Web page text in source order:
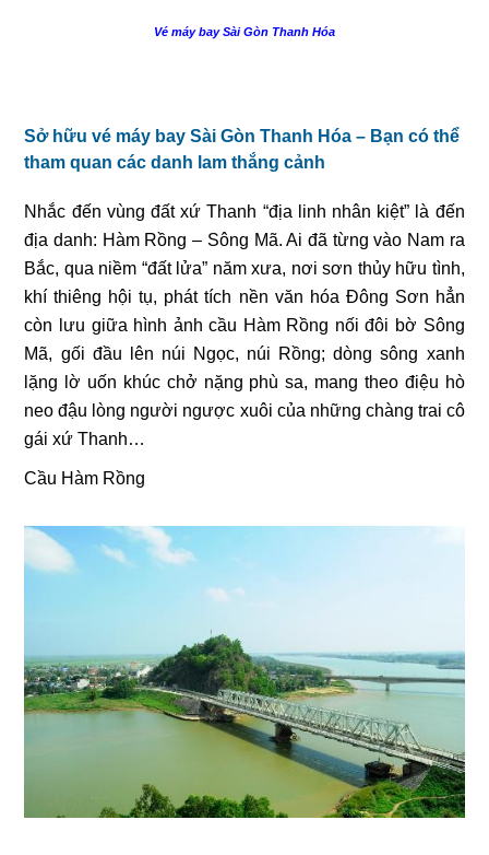
Vé máy bay Sài Gòn Thanh Hóa
Sở hữu vé máy bay Sài Gòn Thanh Hóa – Bạn có thể
tham quan các danh lam thắng cảnh
Nhắc đến vùng đất xứ Thanh “địa linh nhân kiệt” là đến
địa danh: Hàm Rồng – Sông Mã. Ai đã từng vào Nam ra
Bắc, qua niềm “đất lửa” năm xưa, nơi sơn thủy hữu tình,
khí thiêng hội tụ, phát tích nền văn hóa Đông Sơn hẳn
còn lưu giữa hình ảnh cầu Hàm Rồng nối đôi bờ Sông
Mã, gối đầu lên núi Ngọc, núi Rồng; dòng sông xanh
lặng lờ uốn khúc chở nặng phù sa, mang theo điệu hò
neo đậu lòng người ngược xuôi của những chàng trai cô
gái xứ Thanh…
Cầu Hàm Rồng